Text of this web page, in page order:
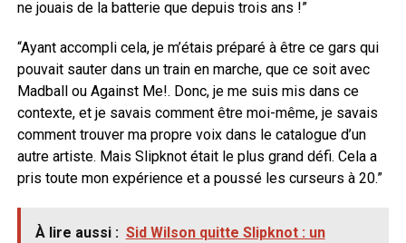
ne jouais de la batterie que depuis trois ans !”
“Ayant accompli cela, je m’étais préparé à être ce gars qui
pouvait sauter dans un train en marche, que ce soit avec
Madball ou Against Me!. Donc, je me suis mis dans ce
contexte, et je savais comment être moi-même, je savais
comment trouver ma propre voix dans le catalogue d’un
autre artiste. Mais Slipknot était le plus grand défi. Cela a
pris toute mon expérience et a poussé les curseurs à 20.”
À lire aussi : Sid Wilson quitte Slipknot : un